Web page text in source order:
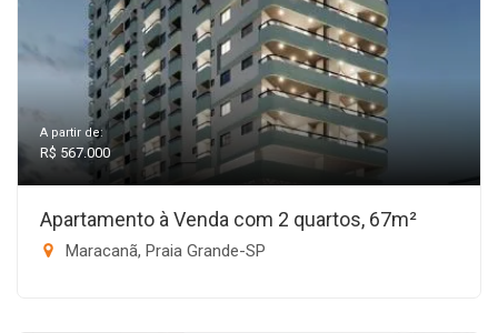
A partir de:
R$ 567.000
Apartamento à Venda com 2 quartos, 67m²
Maracanã, Praia Grande-SP